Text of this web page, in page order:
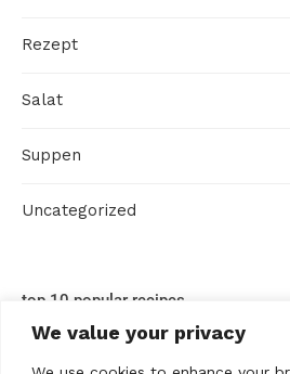
We value your privacy
Rezept
Salat
Suppen
Uncategorized
top 10 popular recipes